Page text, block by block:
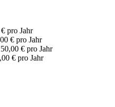
pro Jahr
€ pro Jahr
€ pro Jahr
€ pro Jahr